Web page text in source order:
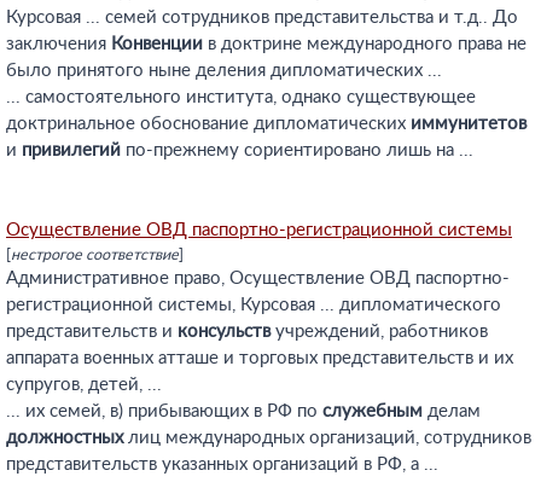
Курсовая ... семей сотрудников представительства и т.д.. До
заключения Конвенции в доктрине международного права не
было принятого ныне деления дипломатических ...
... самостоятельного института, однако существующее
доктринальное обоснование дипломатических иммунитетов
и привилегий по-прежнему сориентировано лишь на ...
Осуществление ОВД паспортно-регистрационной системы
нестрогое соответствие
Административное право, Осуществление ОВД паспортно-
регистрационной системы, Курсовая ... дипломатического
представительств и консульствучреждений, работников
аппарата военных атташе и торговых представительств и их
супругов, детей, ...
... их семей, в) прибывающих в РФ по служебным делам
должностныхлиц международных организаций, сотрудников
представительств указанных организаций в РФ, а ...